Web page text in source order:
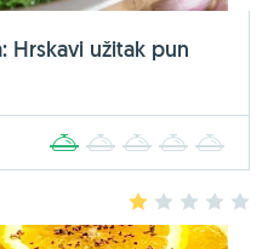
Hrskavi užitak pun
2 3 4
2 3 4